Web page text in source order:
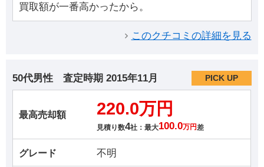
買取額が一番高かったから。
このクチコミの詳細を見る
50代男性 査定時期 2015年11月 PICK UP
最高売却額 220.0万円
見積り数4社：最大100.0万円 差
グレード 不明